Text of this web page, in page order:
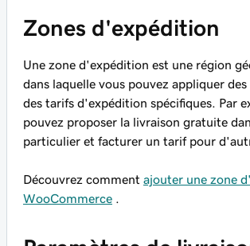
Zones d'expédition
Une zone d'expédition est une région
dans laquelle vous pouvez appliquer
des tarifs d'expédition spécifiques. Par
pouvez proposer la livraison gratuite
particulier et facturer un tarif pour
Découvrez comment ajouter une zone
WooCommerce